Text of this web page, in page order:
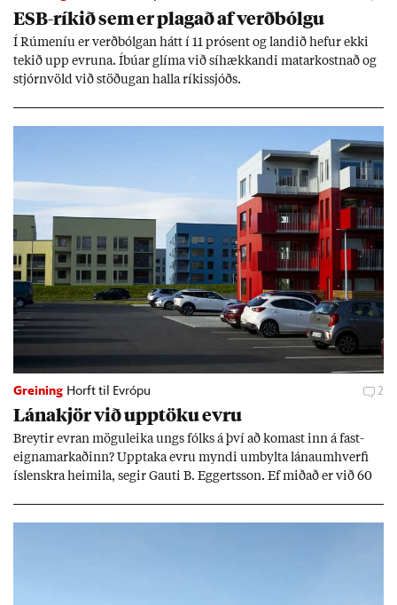
ESB-rík­ið sem er plag­að af verð­bólgu
Í Rúm­en­íu er verð­bólg­an hátt í 11 pró­sent og land­ið hef­ur ekki
tek­ið upp evr­una. Íbú­ar glíma við sí­hækk­andi mat­ar­kostn­að og
stjórn­völd við stöð­ug­an halla rík­is­sjóðs.
Greining Horft til Evrópu 2
Lána­kjör við upp­töku evru
Breyt­ir evr­an mögu­leika ungs fólks á því að kom­ast inn á fast­
eigna­mark­að­inn? Upp­taka evru myndi um­bylta lánaum­hverfi
ís­lenskra heim­ila, seg­ir Gauti B. Eggerts­son. Ef mið­að er við 60